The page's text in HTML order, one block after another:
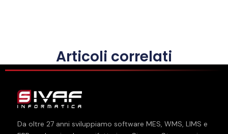
Articoli correlati
Da oltre 27 anni sviluppiamo software MES, WMS, LIMS e